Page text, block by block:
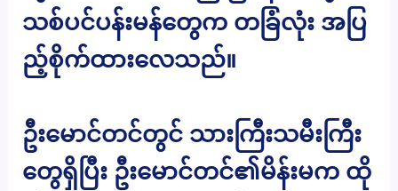
သစ်ပင်ပန်းမန်တွေက တခြံလုံး အပြ
ည့်စိုက်ထားလေသည်။
ဦးမောင်တင်တွင် သားကြီးသမီးကြီး
တွေရှိပြီး ဦးမောင်တင်၏မိန်းမက ထို